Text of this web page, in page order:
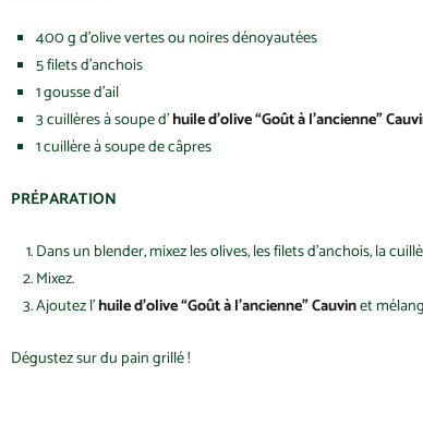
400 g d’olive vertes ou noires dénoyautées
5 filets d’anchois
1 gousse d’ail
3 cuillères à soupe d’huile d’olive “Goût à l’ancienne”
1 cuillère à soupe de câpres
PRÉPARATION
Dans un blender, mixez les olives, les filets d’anchois, la
Mixez.
Ajoutez l’huile d’olive “Goût à l’ancienne” Cauvinet
Dégustez sur du pain grillé !